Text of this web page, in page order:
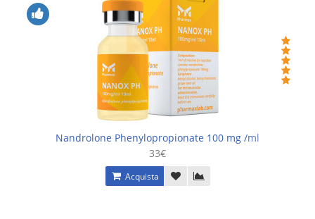
Nandrolone Phenylopropionate 100 mg /ml
33€
Acquista